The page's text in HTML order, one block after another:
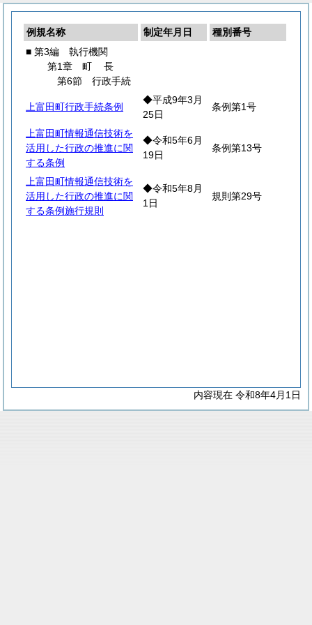
例規名称 制定年月日
種別番号
■ 第3編 執行機関
第1章 町長
第6節 行政手続
上富田町行政手続条例
◆平成9年3月
25日
条例第1号
上富田町情報通信技術を
活用した行政の推進に関
する条例
◆令和5年6月
19日
条例第13号
上富田町情報通信技術を
活用した行政の推進に関
する条例施行規則
◆令和5年8月
1日
規則第29号
内容現在 令和8年4月1日